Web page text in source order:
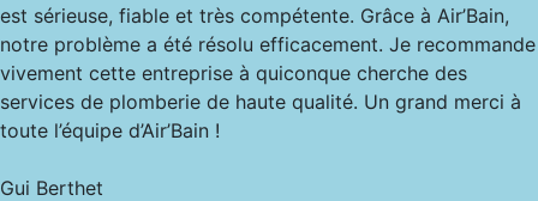
est sérieuse, fiable et très compétente. Grâce à Air’Bain,
notre problème a été résolu efficacement. Je recommande
vivement cette entreprise à quiconque cherche des
services de plomberie de haute qualité. Un grand merci à
toute l’équipe d’Air’Bain !
Gui Berthet